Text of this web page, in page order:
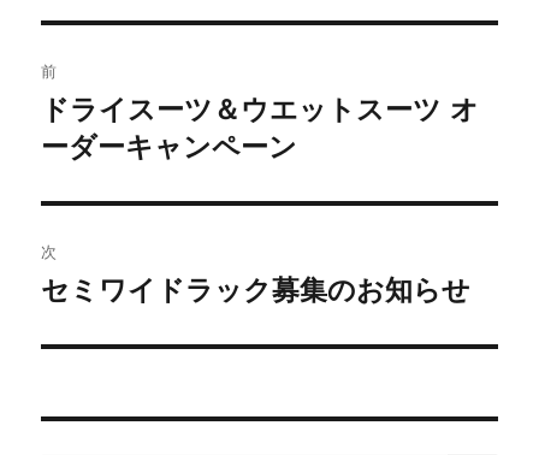
稿
ナ
ビ
ゲ
ー
シ
前
前
の
稿:
ドライスーツ＆ウエットスーツ オ
ーダーキャンペーン
次
次
投
セミワイドラック募集のお知らせ